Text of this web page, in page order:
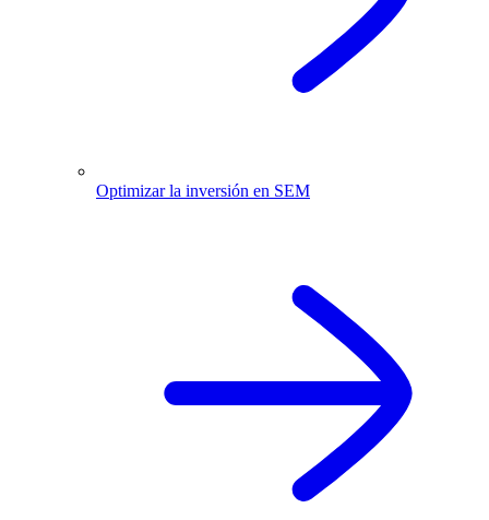
Optimizar la inversión en SEM